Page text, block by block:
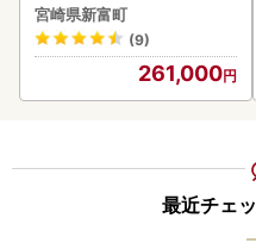
ス【F84-25】
宮崎県新富町
(9)
261,000
最近チェ